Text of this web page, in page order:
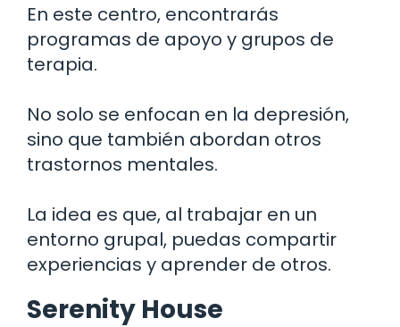
En este centro, encontrarás
programas de apoyo y grupos de
terapia.
No solo se enfocan en la depresión,
sino que también abordan otros
trastornos mentales.
La idea es que, al trabajar en un
entorno grupal, puedas compartir
experiencias y aprender de otros.
Serenity House